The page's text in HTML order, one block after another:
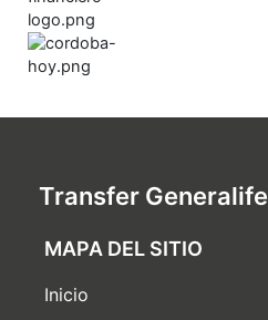
Transfer Generalife
MAPA DEL SITIO
Inicio